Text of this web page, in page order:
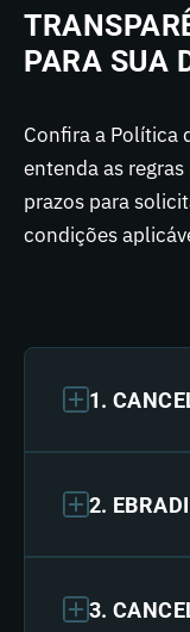
PARA SUA
Confira a Política
entenda as
prazos para
condições
1.
2.
3.